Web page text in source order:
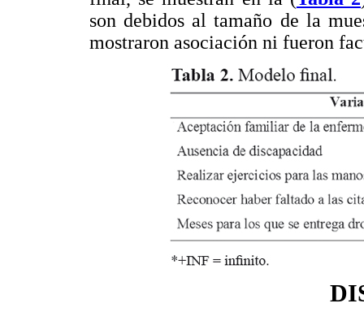
son debidos al tamaño de la
mostraron asociación ni fueron